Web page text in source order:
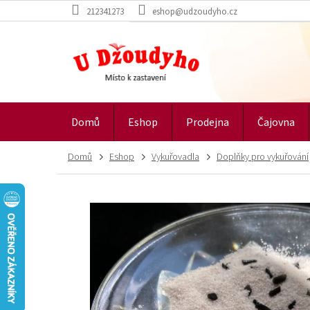
na
212341273 eshop@udzoudyho.cz
Domů Eshop Prodejna Čajovna
Domů Eshop Vykuřovadla Doplňky pro vykuřování